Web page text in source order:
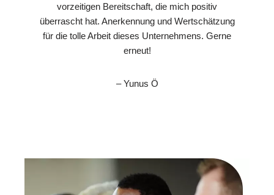
vorzeitigen Bereitschaft, die mich positiv
überrascht hat. Anerkennung und Wertschätzung
für die tolle Arbeit dieses Unternehmens. Gerne
erneut!
– Yunus Ö